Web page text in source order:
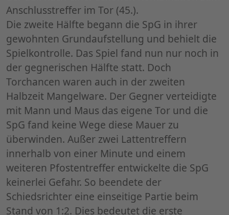
Anschlusstreffer im Tor (45.).
Die zweite Hälfte begann die SpG in ihrer
gewohnten Grundaufstellung und behielt die
Spielkontrolle. Das Spiel fand nun nur noch in
der gegnerischen Hälfte statt. Doch
Torchancen waren auch in der zweiten
Halbzeit Mangelware. Der Gegner verteidigte
mit Mann und Maus das eigene Tor und die
SpG fand keine Wege diese Mauer zu
überwinden. Außer zwei Lattentreffern
innerhalb von einer Minute und einem
weiteren Pfostentreffer entwickelte die SpG
keinerlei Gefahr. So beendete der
Schiedsrichter eine einseitige Partie beim
Stand von 1:2. Dies bedeutet die erste